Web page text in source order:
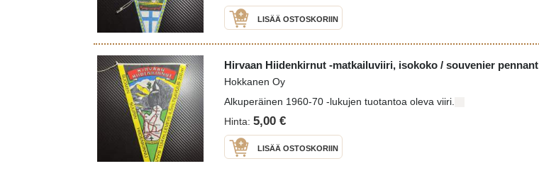
LISÄÄ OSTOSKORIIN
Hirvaan Hiidenkirnut -matkailuviiri, isokoko / souvenier pennant
Hokkanen Oy
Alkuperäinen 1960-70 -lukujen tuotantoa oleva viiri.
Hinta: 5,00 €
LISÄÄ OSTOSKORIIN